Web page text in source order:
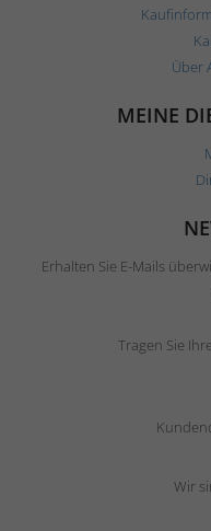
Über
MEINE
Erhalten Sie E-Mails
Tragen Sie
Wir